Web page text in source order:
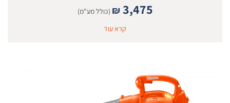
₪ 3,475
(כולל מע"מ)
קרא עוד